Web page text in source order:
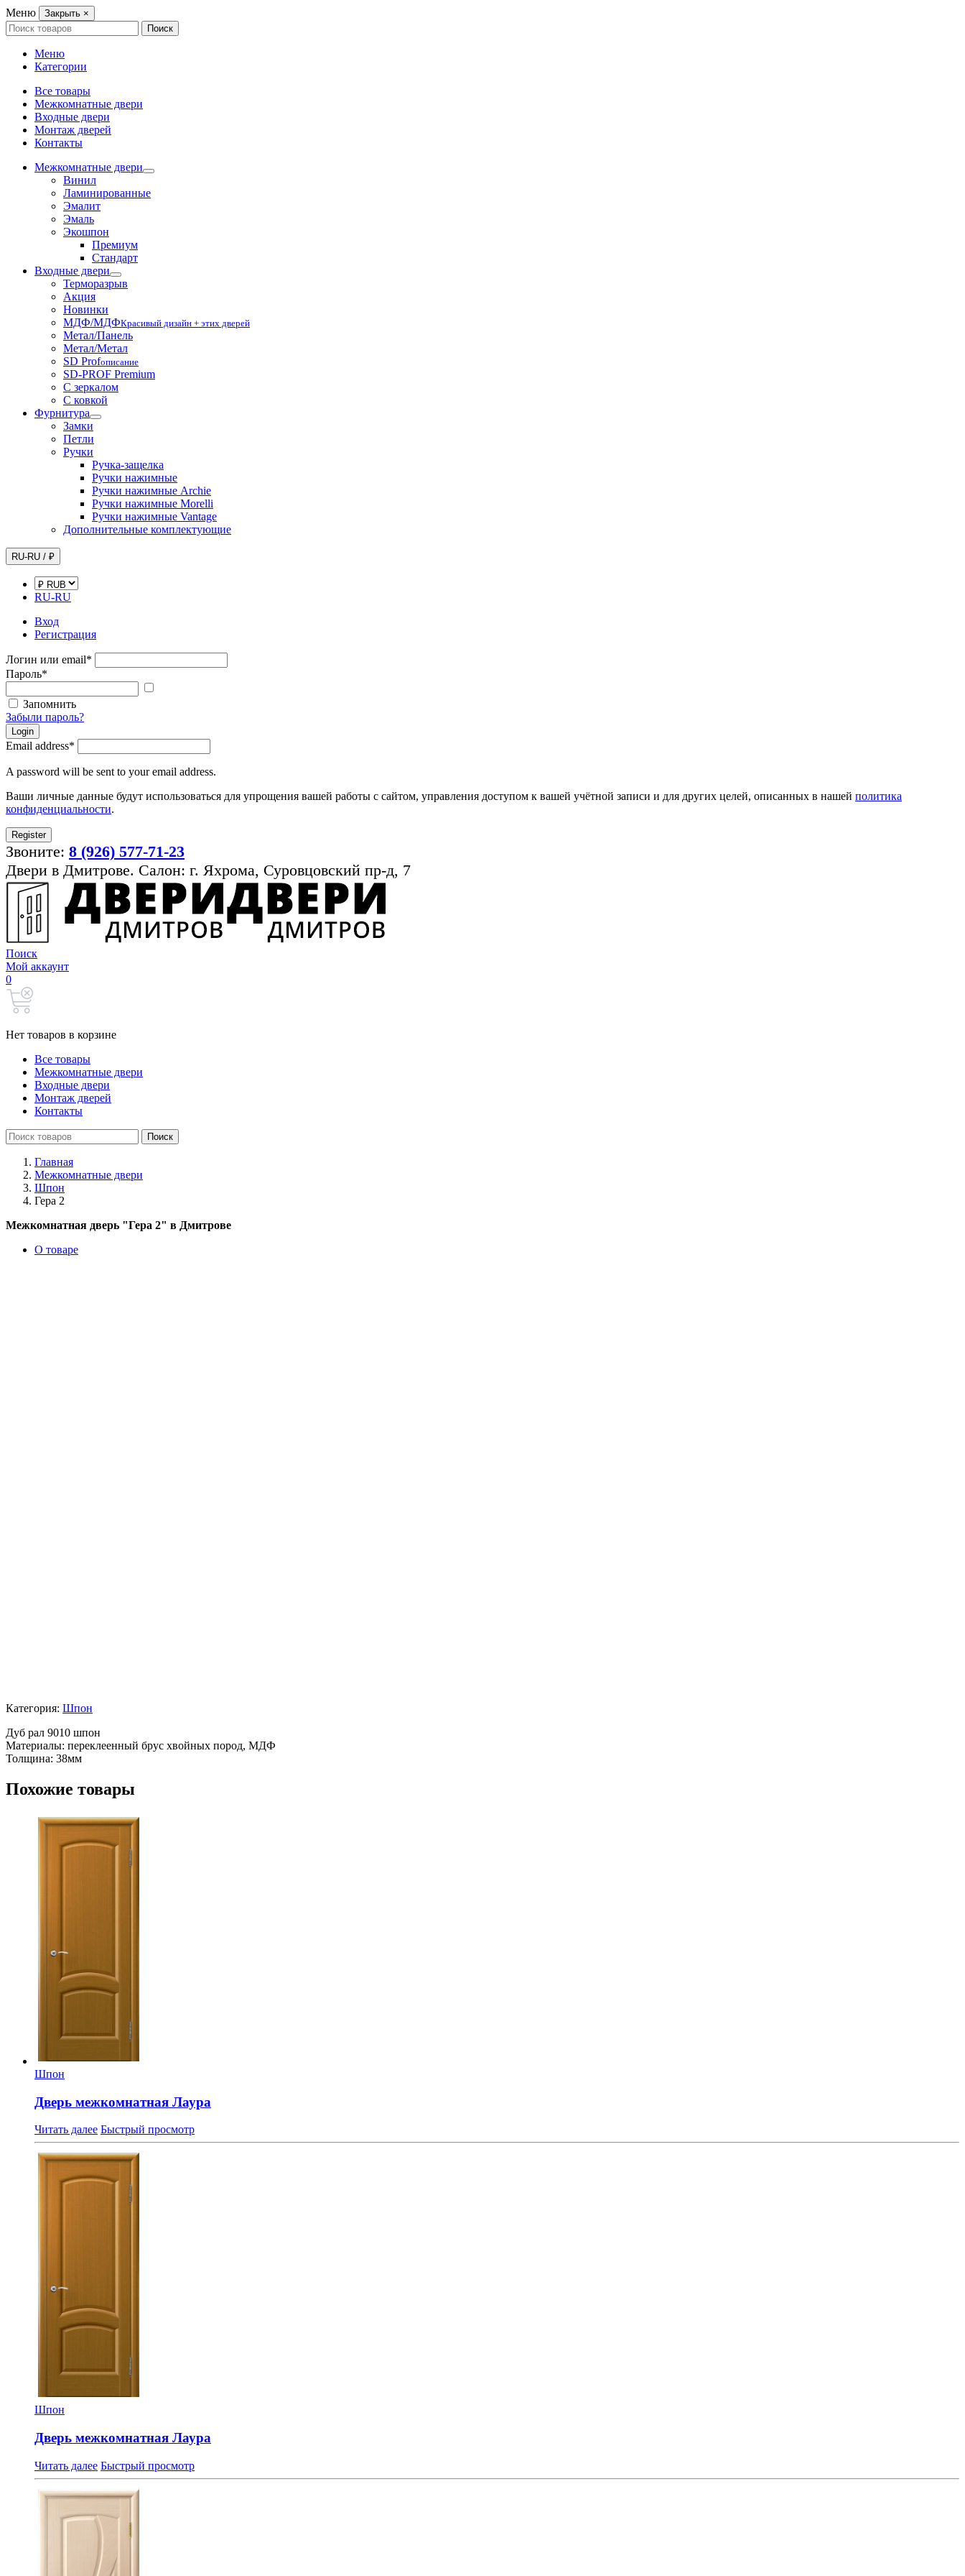
Меню Закрыть ×
Search
for:
Поиск
Меню
Категории
Все товары
Межкомнатные двери
Входные двери
Монтаж дверей
Контакты
Межкомнатные двери
Винил
Ламинированные
Эмалит
Эмаль
Экошпон
Премиум
Стандарт
Входные двери
Терморазрыв
Акция
Новинки
МДФ/МДФКрасивый дизайн + этих дверей
Метал/Панель
Метал/Метал
SD Profописание
SD-PROF Premium
С зеркалом
С ковкой
Фурнитура
Замки
Петли
Ручки
Ручка-защелка
Ручки нажимные
Ручки нажимные Archie
Ручки нажимные Morelli
Ручки нажимные Vantage
Дополнительные комплектующие
RU-RU / ₽
RU-RU
Вход
Регистрация
Логин или email*
Пароль*
Запомнить
Забыли пароль?
Login
Email address*
A password will be sent to your email address.
Ваши личные данные будут использоваться для упрощения вашей работы с сайтом, управления доступом к вашей учётной записи и для других целей, описанных в нашей политика
конфиденциальности.
Register
Звоните: 8 (926) 577-71-23
Двери в Дмитрове. Салон: г. Яхрома, Суровцовский пр-д, 7
Поиск
Мой аккаунт
0
Нет товаров в корзине
Все товары
Межкомнатные двери
Входные двери
Монтаж дверей
Контакты
Search
for:
Поиск
Главная
Межкомнатные двери
Шпон
Гера 2
Межкомнатная дверь "Гера 2" в Дмитрове
О товаре
Категория: Шпон
Дуб рал 9010 шпон
Материалы: переклеенный брус хвойных пород, МДФ
Толщина: 38мм
Похожие товары
Шпон
Дверь межкомнатная Лаура
Читать далее Быстрый просмотр
Шпон
Дверь межкомнатная Лаура
Читать далее Быстрый просмотр